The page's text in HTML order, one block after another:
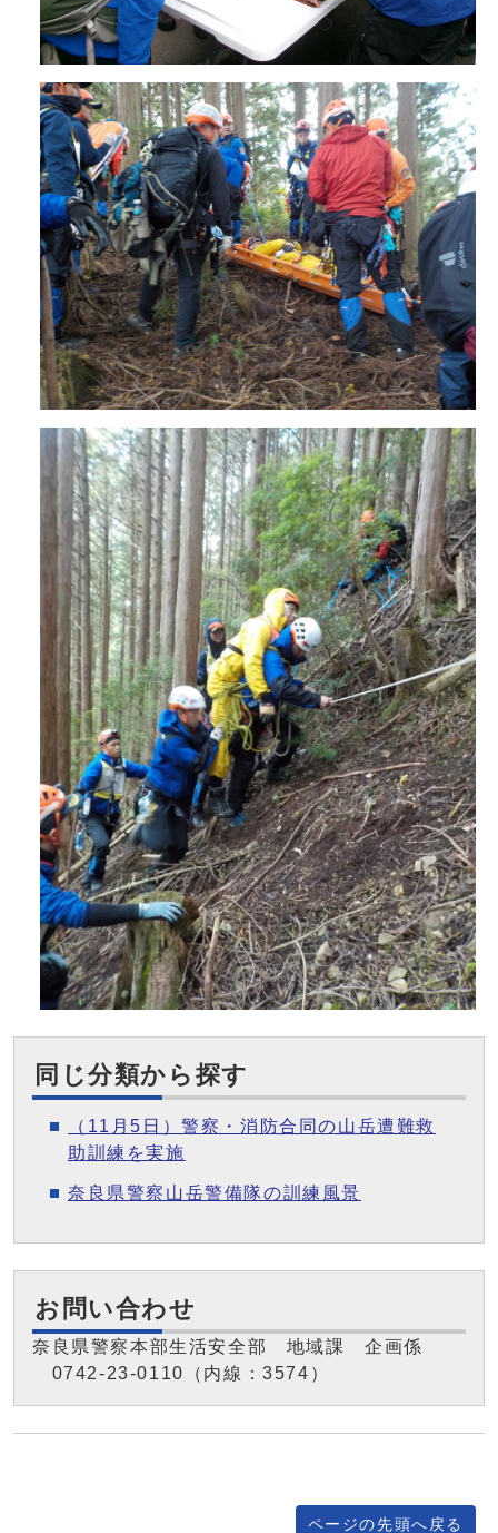
同じ分類から探す
（11月5日）警察・消防合同の山岳遭難救
助訓練を実施
奈良県警察山岳警備隊の訓練風景
お問い合わせ
奈良県警察本部生活安全部 地域課 企画係
0742-23-0110（内線：3574）
ページの先頭へ戻る